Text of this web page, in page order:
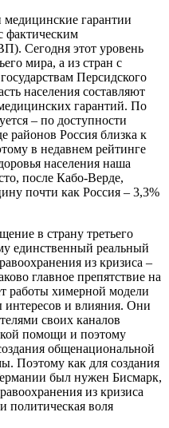
гарантии
фактическим
Сегодня этот уровень
мира, а из стран с
Персидского
населения составляют
гарантий. По
– по доступности
районов Россия близка к
в недавнем рейтинге
населения наша
после Кабо-Верде,
почти как Россия – 3,3%
в страну третьего
единственный реальный
из кризиса –
главное препятствие на
работы химерной модели
и влияния. Они
своих каналов
помощи и поэтому
общенациональной
Поэтому как для создания
был нужен Бисмарк,
из кризиса
политическая воля